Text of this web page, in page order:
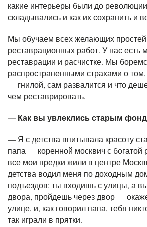
какие интерьеры были до
складывались и как их сохранить и
Мы обучаем всех желающих
реставрационных работ. У нас есть
реставрации и расчистке. Мы
распространенными страхами о
— гнилой, сам развалится и что
чем реставрировать.
— Как вы увлеклись старым
— Я с детства впитывала красоту
папа — коренной москвич с богатой
все мои предки жили в центре
детства водил меня по доходным
подъездов: ты входишь с улицы, а
двора, пройдешь через двор —
улице, и, как говорил папа, тебя
так играли в прятки.